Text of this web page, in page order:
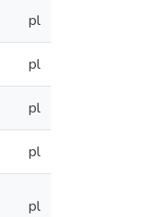
pl
pl
pl
pl
pl